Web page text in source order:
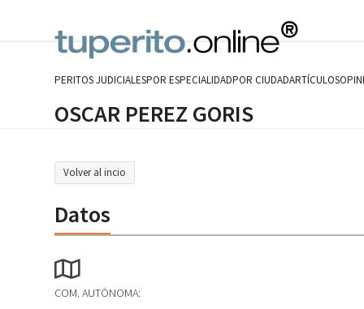
PERITOS JUDICIALESPOR ESPECIALIDADPOR CIUDADARTÍCULOS
OSCAR PEREZ GORIS
Volver al incio
Datos
COM. AUTÓNOMA: